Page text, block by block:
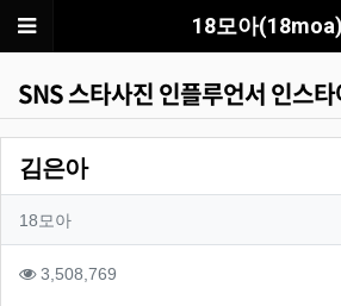
메뉴 18모아(18moa)
SNS 스타사진 인플루언서 인스
김은아
작성자 정보
작성자
18모아
컨텐츠 정보
조회3,508,769